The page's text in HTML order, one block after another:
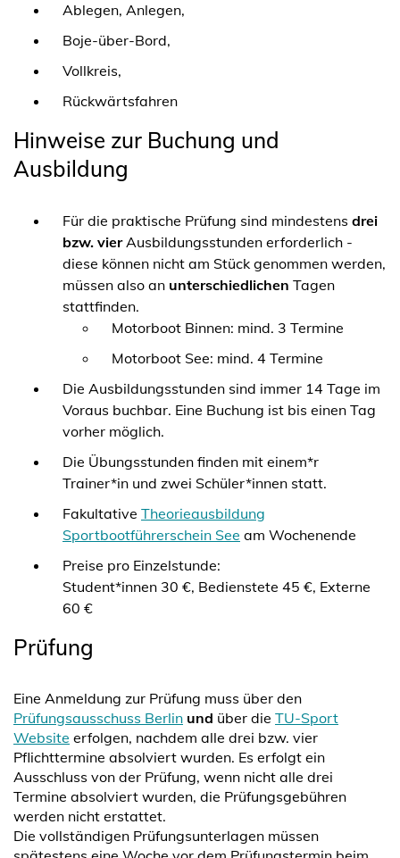
Ablegen, Anlegen,
Boje-über-Bord,
Vollkreis,
Rückwärtsfahren
Hinweise zur Buchung und
Ausbildung
Für die praktische Prüfung sind mindestens drei
bzw. vierAusbildungsstunden erforderlich -
diese können nicht am Stück genommen werden,
müssen also an unterschiedlichen Tagen
stattfinden.
Motorboot Binnen: mind. 3 Termine
Motorboot See: mind. 4 Termine
Die Ausbildungsstunden sind immer 14 Tage im
Voraus buchbar. Eine Buchung ist bis einen Tag
vorher möglich.
Die Übungsstunden finden mit einem*r
Trainer*in und zwei Schüler*innen statt.
Fakultative Theorieausbildung
Sportbootführerschein See am Wochenende
Preise pro Einzelstunde:
Student*innen 30 €, Bedienstete 45 €, Externe
60 €
Prüfung
Eine Anmeldung zur Prüfung muss über den
Prüfungsausschuss Berlin und über die TU-Sport
Website erfolgen, nachdem alle drei bzw. vier
Pflichttermine absolviert wurden. Es erfolgt ein
Ausschluss von der Prüfung, wenn nicht alle drei
Termine absolviert wurden, die Prüfungsgebühren
werden nicht erstattet.
Die vollständigen Prüfungsunterlagen müssen